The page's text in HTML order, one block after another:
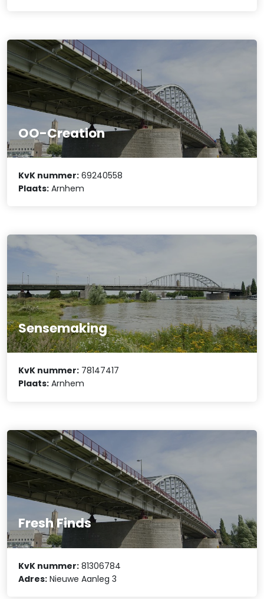
OO-Creation
KvK nummer: 69240558
Plaats: Arnhem
Sensemaking
KvK nummer: 78147417
Plaats: Arnhem
Fresh Finds
KvK nummer: 81306784
Adres: Nieuwe Aanleg 3